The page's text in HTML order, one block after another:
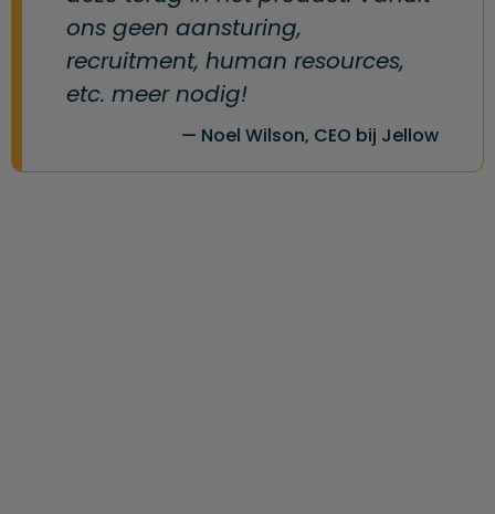
ons geen aansturing,
recruitment, human resources,
etc. meer nodig!
Noel Wilson, CEO bij Jellow